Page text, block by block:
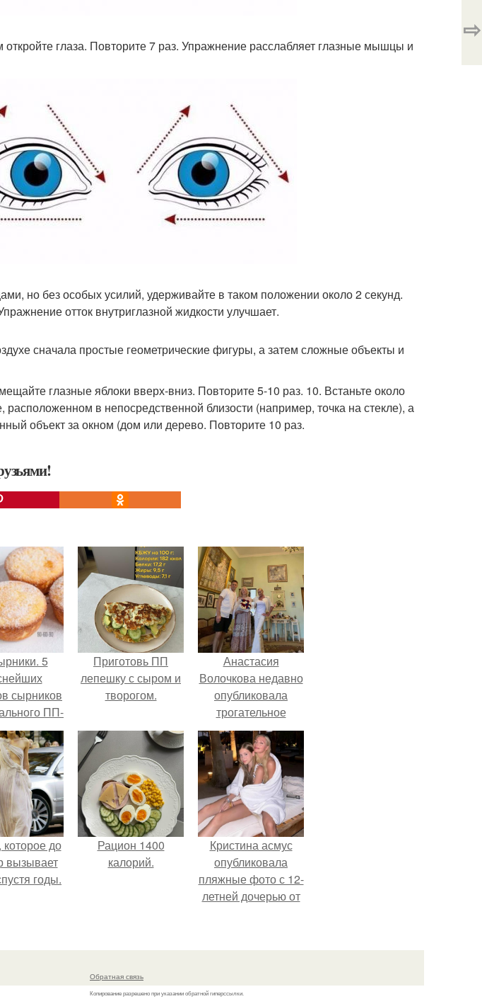
откройте глаза. Повторите 7 раз. Упражнение расслабляет глазные мышцы и
но без особых усилий, удерживайте в таком положении около 2 секунд.
отток внутриглазной жидкости улучшает.
сначала простые геометрические фигуры, а затем сложные объекты и
глазные яблоки вверх-вниз. Повторите 5-10 раз. 10. Встаньте около
расположенном в непосредственной близости (например, точка на стекле), а
объект за окном (дом или дерево. Повторите 10 раз.
⇨
5
сырников
ПП-
Приготовь ПП
лепешку с сыром и
творогом.
Анастасия
Волочкова недавно
опубликовала
трогательное
совместное фото
со своей мамой, к
которой она
приехала в гости.
до
вызывает
годы.
Рацион 1400
калорий.
Кристина асмус
опубликовала
пляжные фото с 12-
летней дочерью от
Обратная связь
Копирование разрешено при указании обратной гиперссылки.